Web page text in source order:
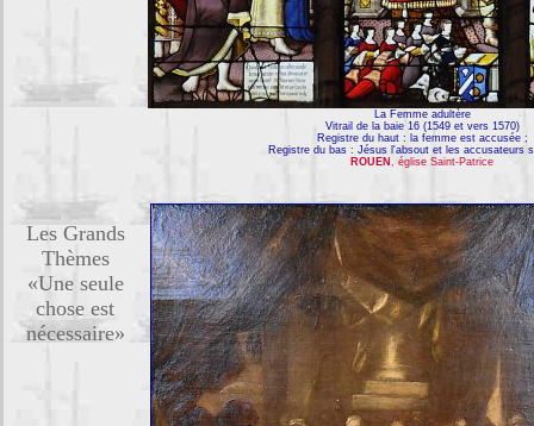
Les Grands
Thèmes
«Une seule
chose est
nécessaire»
La Femme adultère
Vitrail de la baie 16 (1549 et vers 1570)
Registre du haut : la femme est accusée ;
Registre du bas : Jésus l'absout et les accusateurs
ROUEN , église Saint-Patrice